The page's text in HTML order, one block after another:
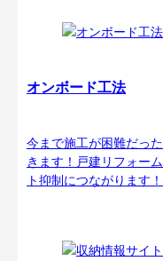
オンボード工法
今まで施工が困難だっ
きます！戸建リフォー
ト抑制につながります！